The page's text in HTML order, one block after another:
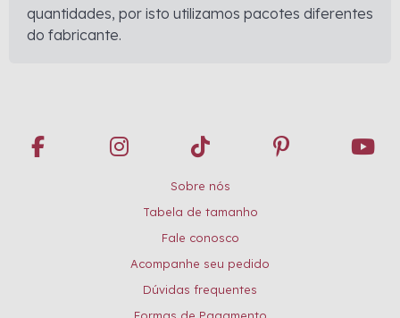
quantidades, por isto utilizamos pacotes diferentes
do fabricante.
Sobre nós
Tabela de tamanho
Fale conosco
Acompanhe seu pedido
Dúvidas frequentes
Formas de Pagamento